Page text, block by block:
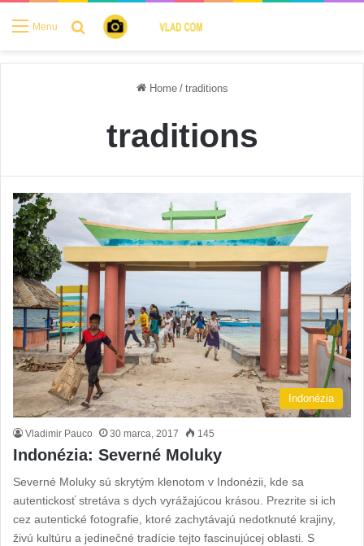
Menu Search for
Home / traditions
traditions
Indonézia
Vladimir Pauco 30 marca, 2017 145
Indonézia: Severné Moluky
Severné Moluky sú skrytým klenotom v Indonézii, kde sa
autentickosť stretáva s dych vyrážajúcou krásou. Prezrite si ich
cez autentické fotografie, ktoré zachytávajú nedotknuté krajiny,
živú kultúru a jedinečné tradície tejto fascinujúcej oblasti. S